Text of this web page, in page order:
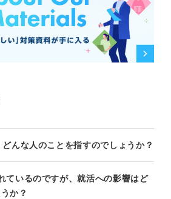
どんな人のことを指すのでしょうか？
ているのですが、就活への影響はど
か？